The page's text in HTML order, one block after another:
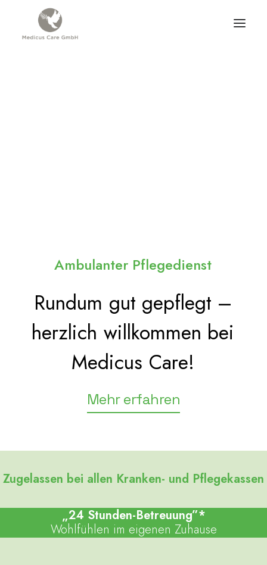
Ambulanter Pflegedienst
Rundum gut gepflegt –
herzlich willkommen bei
Medicus Care!
Mehr erfahren
Zugelassen bei allen Kranken- und Pflegekassen
„24 Stunden-Betreuung”*
Wohlfühlen im eigenen Zuhause